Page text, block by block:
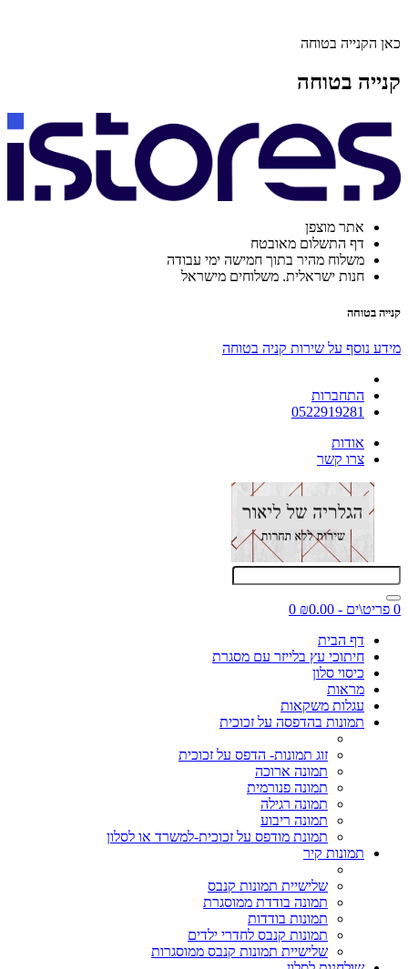
כאן הקנייה בטוחה
קנייה בטוחה
אתר מוצפן
דף התשלום מאובטח
משלוח מהיר בתוך חמישה ימי עבודה
חנות ישראלית. משלוחים מישראל
קנייה בטוחה
מידע נוסף על שירות קניה בטוחה
התחברות
0522919281
אודות
צרו קשר
0 פריט\ים - ₪0.00
0
דף הבית
חיתוכי עץ בלייזר עם מסגרת
כיסוי סלון
מראות
עגלות משקאות
תמונות בהדפסה על זכוכית
זוג תמונות- הדפס על זכוכית
תמונה ארוכה
תמונה פנורמית
תמונה רגילה
תמונה ריבוע
תמונת מודפס על זכוכית-למשרד או לסלון
תמונות קיר
שלישיית תמונות קנבס
תמונה בודדת ממוסגרת
תמונות בודדות
תמונות קנבס לחדרי ילדים
שלישיית תמונות קנבס ממוסגרות